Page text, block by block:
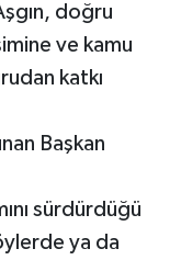
doğru
ve kamu
katkı
Başkan
sürdürdüğü
ya da